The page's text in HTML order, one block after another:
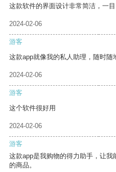
这款软件的界面设计非常简洁，一目
2024-02-06
游客
这款app就像我的私人助理，随时随
2024-02-06
游客
这个软件很好用
2024-02-06
游客
这款app是我购物的得力助手，让
的商品。